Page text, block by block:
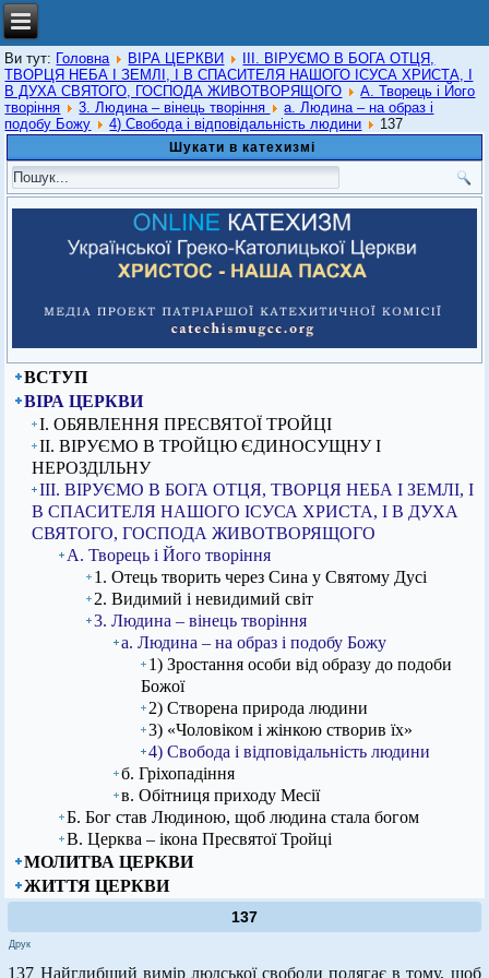
Ви тут: Головна ВІРА ЦЕРКВИ
ІІІ. ВІРУЄМО В БОГА ОТЦЯ,
ТВОРЦЯ НЕБА І ЗЕМЛІ, І В СПАСИТЕЛЯ НАШОГО ІСУСА ХРИСТА, І
В ДУХА СВЯТОГО, ГОСПОДА ЖИВОТВОРЯЩОГО
А. Творець і Його
творіння
3. Людина – вінець творіння
а. Людина – на образ і
подобу Божу
4) Свобода і відповідальність людини 137
Шукати в катехизмі
ВСТУП
ВІРА ЦЕРКВИ
I. ОБЯВЛЕННЯ ПРЕСВЯТОЇ ТРОЙЦІ
ІІ. ВІРУЄМО В ТРОЙЦЮ ЄДИНОСУЩНУ І
НЕРОЗДІЛЬНУ
ІІІ. ВІРУЄМО В БОГА ОТЦЯ, ТВОРЦЯ НЕБА І ЗЕМЛІ, І
В СПАСИТЕЛЯ НАШОГО ІСУСА ХРИСТА, І В ДУХА
СВЯТОГО, ГОСПОДА ЖИВОТВОРЯЩОГО
А. Творець і Його творіння
1. Отець творить через Сина у Святому Дусі
2. Видимий і невидимий світ
3. Людина – вінець творіння
а. Людина – на образ і подобу Божу
1) Зростання особи від образу до подоби
Божої
2) Створена природа людини
3) «Чоловіком і жінкою створив їх»
4) Свобода і відповідальність людини
б. Гріхопадіння
в. Обітниця приходу Месії
Б. Бог став Людиною, щоб людина стала богом
В. Церква – ікона Пресвятої Тройці
МОЛИТВА ЦЕРКВИ
ЖИТТЯ ЦЕРКВИ
137
Друк
137 Найглибший вимір людської свободи полягає в тому, щоб